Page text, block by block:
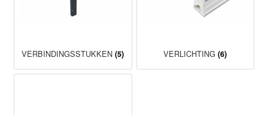
VERBINDINGSSTUKKEN(5) VERLICHTING(6)